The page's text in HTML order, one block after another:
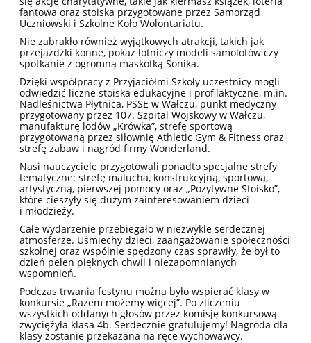
fantowa oraz stoiska przygotowane przez Samorząd
Uczniowski i Szkolne Koło Wolontariatu.
Nie zabrakło również wyjątkowych atrakcji, takich jak
przejażdżki konne, pokaz lotniczy modeli samolotów czy
spotkanie z ogromną maskotką Sonika.
Dzięki współpracy z Przyjaciółmi Szkoły uczestnicy mogli
odwiedzić liczne stoiska edukacyjne i profilaktyczne, m.in.
Nadleśnictwa Płytnica, PSSE w Wałczu, punkt medyczny
przygotowany przez 107. Szpital Wojskowy w Wałczu,
manufakturę lodów „Krówka”, strefę sportową
przygotowaną przez siłownię Athletic Gym & Fitness oraz
strefę zabaw i nagród firmy Wonderland.
Nasi nauczyciele przygotowali ponadto specjalne strefy
tematyczne: strefę malucha, konstrukcyjną, sportową,
artystyczną, pierwszej pomocy oraz „Pozytywne Stoisko”,
które cieszyły się dużym zainteresowaniem dzieci
i młodzieży.
Całe wydarzenie przebiegało w niezwykle serdecznej
atmosferze. Uśmiechy dzieci, zaangażowanie społeczności
szkolnej oraz wspólnie spędzony czas sprawiły, że był to
dzień pełen pięknych chwil i niezapomnianych
wspomnień.
Podczas trwania festynu można było wspierać klasy w
konkursie „Razem możemy więcej”. Po zliczeniu
wszystkich oddanych głosów przez komisję konkursową
zwyciężyła klasa 4b. Serdecznie gratulujemy! Nagroda dla
klasy zostanie przekazana na ręce wychowawcy.